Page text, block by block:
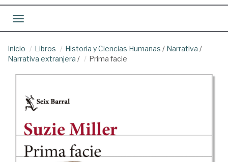
Toggle navigation
Inicio Libros Historia y Ciencias Humanas / Narrativa /
Narrativa extranjera / Prima facie